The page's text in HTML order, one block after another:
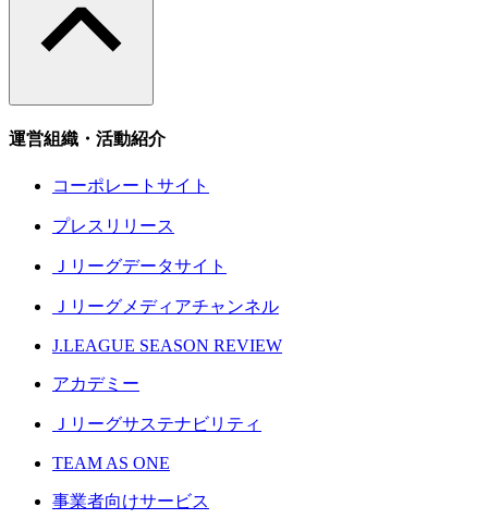
運営組織・活動紹介
コーポレートサイト
プレスリリース
Ｊリーグデータサイト
Ｊリーグメディアチャンネル
J.LEAGUE SEASON REVIEW
アカデミー
Ｊリーグサステナビリティ
TEAM AS ONE
事業者向けサービス